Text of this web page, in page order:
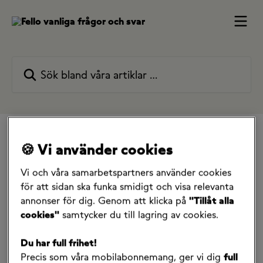
Alla samlingar
Mitt abonnemang
Jag vill hantera samtal och SMS
Jag vill hantera samtal och
SMS
12 artiklar
🍪 Vi använder cookies
Vi och våra samarbetspartners använder cookies
för att sidan ska funka smidigt och visa relevanta
annonser för dig. Genom att klicka på"Tillåt alla
cookies" samtycker du till lagring av cookies.
Du har full frihet!
Precis som våra mobilabonnemang, ger vi digfull